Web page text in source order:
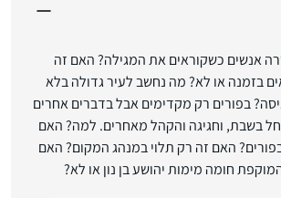
אנשים כשקוראים את המגילה? האם זה
בזמנה או לא? מה נחשב לעיר גדולה בלא
בפורים רק מקדימים אבל בדברים אחרים
בשבת, וחגיגה והקהל מאחרים. למה? האם
האם זה רק תלוי במנהג המקום? האם
חומה מימות יהושע בן נון או לא?